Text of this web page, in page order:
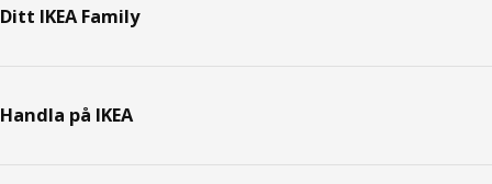
Ditt IKEA Family
Handla på IKEA